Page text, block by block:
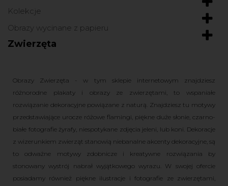
Kolekcje
Obrazy wycinane z papieru
Zwierzęta
Obrazy Zwierzęta - w tym sklepie internetowym znajdziesz
różnorodne plakaty i obrazy ze zwierzętami, to wspaniałe
rozwiązanie dekoracyjne powiązane z naturą. Znajdziesz tu motywy
przedstawiające urocze różowe flamingi, piękne duże słonie, czarno-
białe fotografie żyrafy, niespotykane zdjęcia jeleni, lub koni. Dekoracje
z wizerunkiem zwierząt stanowią niebanalne akcenty dekoracyjne, są
to odważne motywy zdobnicze i kreatywne rozwiązania by
stonowany wystrój nabrał wyjątkowego wyrazu. W swojej ofercie
posiadamy również piękne ilustracje i fotografie ze zwierzętami,